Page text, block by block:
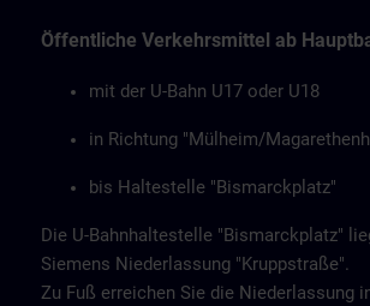
Öffentliche Verkehrsmittel ab
mit der U-Bahn U17 oder U18
in Richtung "Mülheim/
bis Haltestelle "Bismarckplatz"
Die U-Bahnhaltestelle "Bismarckplatz"
Siemens Niederlassung "Kruppstraße".
Zu Fuß erreichen Sie die Niederlassung